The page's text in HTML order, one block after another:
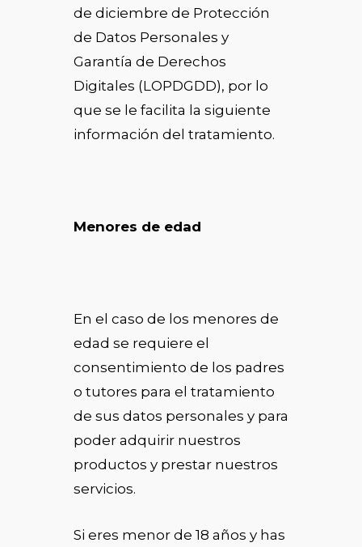
de diciembre de Protección
de Datos Personales y
Garantía de Derechos
Digitales (LOPDGDD), por lo
que se le facilita la siguiente
información del tratamiento.
Menores de edad
En el caso de los menores de
edad se requiere el
consentimiento de los padres
o tutores para el tratamiento
de sus datos personales y para
poder adquirir nuestros
productos y prestar nuestros
servicios.
Si eres menor de 18 años y has